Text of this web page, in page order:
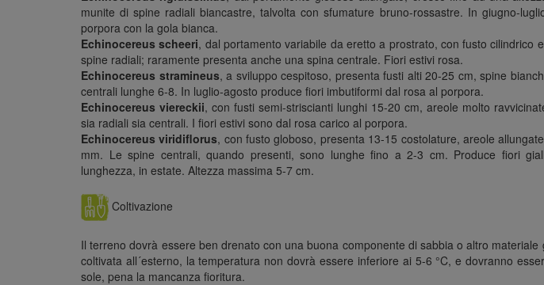
munite di spine radiali biancastre, talvolta con sfumature bruno-rossastre. In giugno-
porpora con la gola bianca.
Echinocereus scheeri, dal portamento variabile da eretto a prostrato, con fusto cilindrico
spine radiali; raramente presenta anche una spina centrale. Fiori estivi rosa.
Echinocereus stramineus, a sviluppo cespitoso, presenta fusti alti 20-25 cm, spine
centrali lunghe 6-8. In luglio-agosto produce fiori imbutiformi dal rosa al porpora.
Echinocereus viereckii, con fusti semi-striscianti lunghi 15-20 cm, areole molto
sia radiali sia centrali. I fiori estivi sono dal rosa carico al porpora.
Echinocereus viridiflorus, con fusto globoso, presenta 13-15 costolature, areole
mm. Le spine centrali, quando presenti, sono lunghe fino a 2-3 cm. Produce fiori
lunghezza, in estate. Altezza massima 5-7 cm.
Coltivazione
Il terreno dovrà essere ben drenato con una buona componente di sabbia o altro materiale
coltivata all´esterno, la temperatura non dovrà essere inferiore ai 5-6 °C, e dovranno
sole, pena la mancanza fioritura.